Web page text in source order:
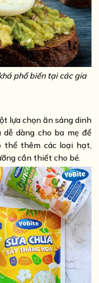
phổ biến tại các gia
lựa chọn ăn sáng dinh
dàng cho ba mẹ để
thể thêm các loại hạt,
cần thiết cho bé.